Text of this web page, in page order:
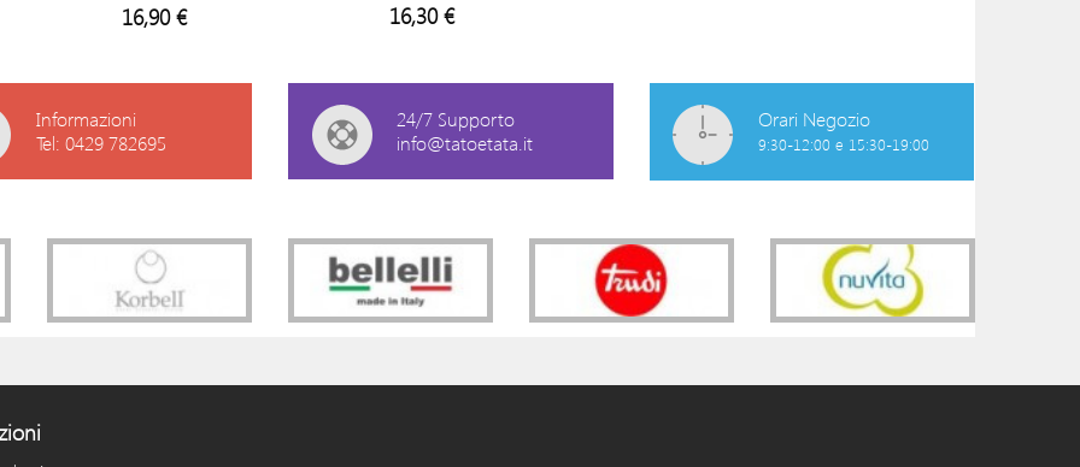
16,90 €
16,30 €
Informazioni
Tel: 0429 782695
24/7 Supporto
info@tatoetata.it
Orari Negozio
9:30-12:00 e 15:30-19:00